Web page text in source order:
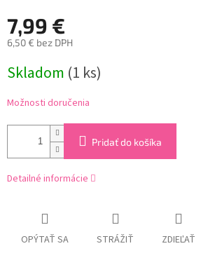
7,99 €
6,50 € bez DPH
cena:
Skladom (1 ks)
Možnosti doručenia
Pridať do košíka
Detailné informácie
OPÝTAŤ SA STRÁŽIŤ ZDIEĽAŤ